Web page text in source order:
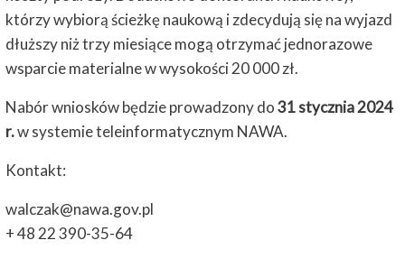
którzy wybiorą ścieżkę naukową i zdecydują się na wyjazd
dłuższy niż trzy miesiące mogą otrzymać jednorazowe
wsparcie materialne w wysokości 20 000 zł.
Nabór wniosków będzie prowadzony do31 stycznia 2024
r.w systemie teleinformatycznym NAWA.
Kontakt:
walczak@nawa.gov.pl
+ 48 22 390-35-64